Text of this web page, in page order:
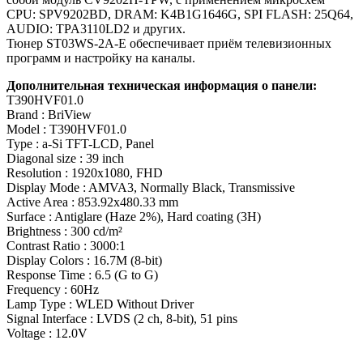
CPU: SPV9202BD, DRAM: K4B1G1646G, SPI FLASH: 25Q64,
AUDIO: TPA3110LD2 и других.
Тюнер ST03WS-2A-E обеспечивает приём телевизионных
программ и настройку на каналы.
Дополнительная техническая информация о панели:
T390HVF01.0
Brand : BriView
Model : T390HVF01.0
Type : a-Si TFT-LCD, Panel
Diagonal size : 39 inch
Resolution : 1920x1080, FHD
Display Mode : AMVA3, Normally Black, Transmissive
Active Area : 853.92x480.33 mm
Surface : Antiglare (Haze 2%), Hard coating (3H)
Brightness : 300 cd/m²
Contrast Ratio : 3000:1
Display Colors : 16.7M (8-bit)
Response Time : 6.5 (G to G)
Frequency : 60Hz
Lamp Type : WLED Without Driver
Signal Interface : LVDS (2 ch, 8-bit), 51 pins
Voltage : 12.0V